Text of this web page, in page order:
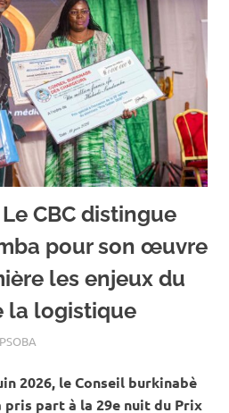
CBC distingue
pour son œuvre
les enjeux du
la logistique
2026, le Conseil burkinabè
pris part à la 29e nuit du Prix